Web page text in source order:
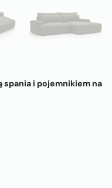
spania i pojemnikiem na